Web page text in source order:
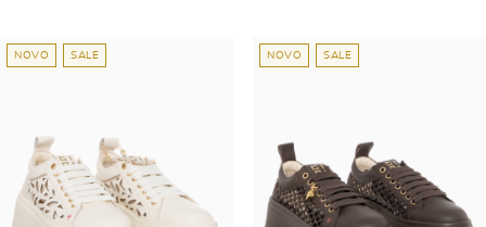
NOVO SALE NOVO SALE